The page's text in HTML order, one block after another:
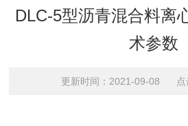
DLC-5型沥青混合料离
术参数
更新时间：2021-09-08 点